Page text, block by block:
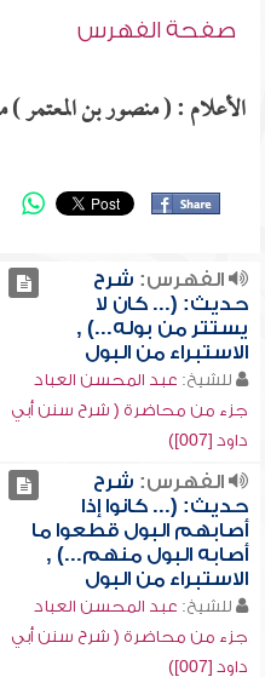
صفحة الفهرس
الأعلام : ( منصور بن المعتمر )
الفهرس: شرح
حديث: (... كان لا
يستتر من بوله...) ,
الاستبراء من البول
للشيخ: عبد المحسن العباد
جزء من محاضرة ( شرح سنن أبي
داود [007])
الفهرس: شرح
حديث: (... كانوا إذا
أصابهم البول قطعوا ما
أصابه البول منهم...) ,
الاستبراء من البول
للشيخ: عبد المحسن العباد
جزء من محاضرة ( شرح سنن أبي
داود [007])